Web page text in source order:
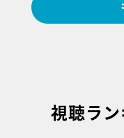
視聴ラ